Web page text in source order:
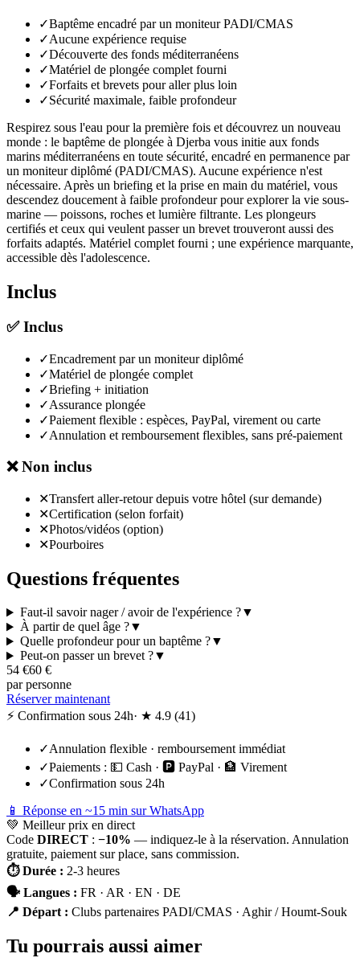
✓Baptême encadré par un moniteur PADI/CMAS
✓Aucune expérience requise
✓Découverte des fonds méditerranéens
✓Matériel de plongée complet fourni
✓Forfaits et brevets pour aller plus loin
✓Sécurité maximale, faible profondeur
Respirez sous l'eau pour la première fois et découvrez un nouveau
monde : le baptême de plongée à Djerba vous initie aux fonds
marins méditerranéens en toute sécurité, encadré en permanence par
un moniteur diplômé (PADI/CMAS). Aucune expérience n'est
nécessaire. Après un briefing et la prise en main du matériel, vous
descendez doucement à faible profondeur pour explorer la vie sous-
marine — poissons, roches et lumière filtrante. Les plongeurs
certifiés et ceux qui veulent passer un brevet trouveront aussi des
forfaits adaptés. Matériel complet fourni ; une expérience marquante,
accessible dès l'adolescence.
Inclus
✅Inclus
✓Encadrement par un moniteur diplômé
✓Matériel de plongée complet
✓Briefing + initiation
✓Assurance plongée
✓Paiement flexible : espèces, PayPal, virement ou carte
✓Annulation et remboursement flexibles, sans pré-paiement
❌Non inclus
✕Transfert aller-retour depuis votre hôtel (sur demande)
✕Certification (selon forfait)
✕Photos/vidéos (option)
✕Pourboires
Questions fréquentes
Faut-il savoir nager / avoir de l'expérience ?▼
À partir de quel âge ?▼
Quelle profondeur pour un baptême ?▼
Peut-on passer un brevet ?▼
54 €60 €
par personne
Réserver maintenant
⚡ Confirmation sous 24h· ★ 4.9 (41)
✓Annulation flexible · remboursement immédiat
✓Paiements : 💵 Cash · 🅿️ PayPal · 🏦 Virement
✓Confirmation sous 24h
📱 Réponse en ~15 min sur WhatsApp
💚 Meilleur prix en direct
Code DIRECT : −10% — indiquez-le à la réservation. Annulation
gratuite, paiement sur place, sans commission.
⏱Durée : 2-3 heures
🗣 Langues : FR · AR · EN · DE
📍 Départ: Clubs partenaires PADI/CMAS · Aghir / Houmt-Souk
Tu pourrais aussi aimer